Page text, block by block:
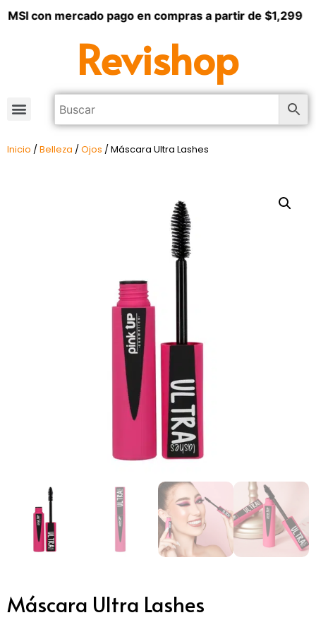
con mercado pago en compras a partir de $1,299
Revishop
Inicio / Belleza / Ojos / Máscara Ultra Lashes
Máscara Ultra Lashes